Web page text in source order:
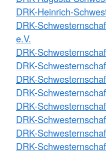
DRK-Heinrich-
DRK-
e.V.
DRK-
DRK-
DRK-
DRK-
DRK-
DRK-
DRK-
DRK-